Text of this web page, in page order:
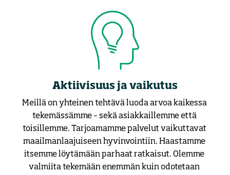
Aktiivisuus ja vaikutus
Meillä on yhteinen tehtävä luoda arvoa kaikessa
tekemässämme – sekä asiakkaillemme että
toisillemme. Tarjoamamme palvelut vaikuttavat
maailmanlaajuiseen hyvinvointiin. Haastamme
itsemme löytämään parhaat ratkaisut. Olemme
valmiita tekemään enemmän kuin odotetaan